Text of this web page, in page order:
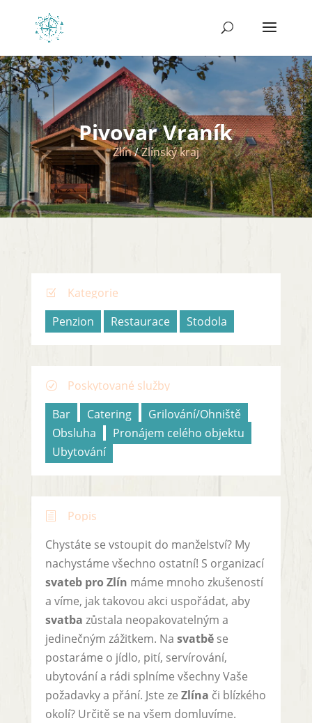
Pivovar Vraník
Zlín/Zlínský kraj
Z
Kategorie
Penzion
Restaurace Stodola
R
Poskytované služby
Bar
Catering
Grilování/Ohniště
Obsluha
Pronájem celého objektu
Ubytování
h
Popis
Chystáte se vstoupit do manželství? My
nachystáme všechno ostatní! S organizací
svateb pro Zlín máme mnoho zkušeností
a víme, jak takovou akci uspořádat, aby
svatba zůstala neopakovatelným a
jedinečným zážitkem. Na svatběse
postaráme o jídlo, pití, servírování,
ubytování a rádi splníme všechny Vaše
požadavky a přání. Jste ze Zlína či blízkého
okolí? Určitě se na všem domluvíme.